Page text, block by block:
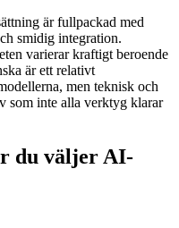
är fullpackad med
smidig integration.
varierar kraftigt beroende
är ett relativt
men teknisk och
som inte alla verktyg klarar
du väljer AI-